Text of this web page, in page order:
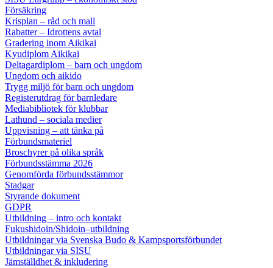
Försäkring
Krisplan – råd och mall
Rabatter – Idrottens avtal
Gradering inom Aikikai
Kyudiplom Aikikai
Deltagardiplom – barn och ungdom
Ungdom och aikido
Trygg miljö för barn och ungdom
Registerutdrag för barnledare
Mediabibliotek för klubbar
Lathund – sociala medier
Uppvisning – att tänka på
Förbundsmateriel
Broschyrer på olika språk
Förbundsstämma 2026
Genomförda förbundsstämmor
Stadgar
Styrande dokument
GDPR
Utbildning – intro och kontakt
Fukushidoin/Shidoin–utbildning
Utbildningar via Svenska Budo & Kampsportsförbundet
Utbildningar via SISU
Jämställdhet & inkludering